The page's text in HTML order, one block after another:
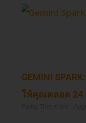
GEMINI
ให้คุณตลอด 24